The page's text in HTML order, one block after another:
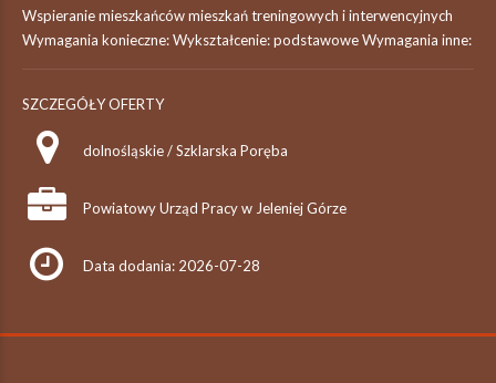
Wspieranie mieszkańców mieszkań treningowych i interwencyjnych
Wymagania konieczne: Wykształcenie: podstawowe Wymagania inne:
SZCZEGÓŁY OFERTY
dolnośląskie / Szklarska Poręba
Powiatowy Urząd Pracy w Jeleniej Górze
Data dodania: 2026-07-28